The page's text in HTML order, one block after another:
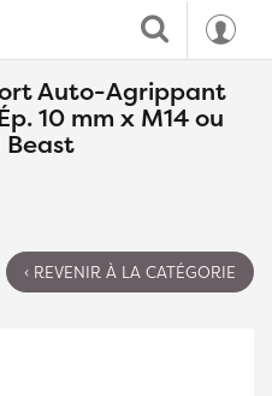
Auto-Agrippant
10 mm x M14 ou
Beast
‹ REVENIR À LA CATÉGORIE